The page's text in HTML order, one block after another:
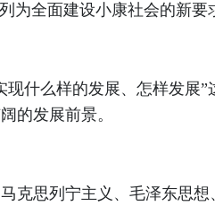
为全面建设小康社会的新
么样的发展、怎样发展”
的发展前景。
思列宁主义、毛泽东思想